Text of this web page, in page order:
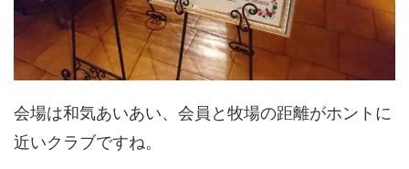
会場は和気あいあい、会員と牧場の距離がホントに
近いクラブですね。